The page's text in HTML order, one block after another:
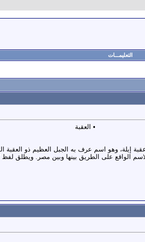
التعليمـــات
• العقبة
إيلة، وهو اسم عرف به الجبل العظيم ذو
الواقع على الطريق بينها وبين مصر. ويطلق